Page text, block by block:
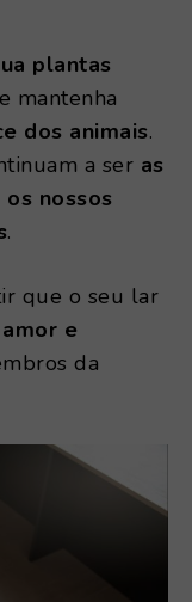
plantas
e mantenha
dos animais.
a ser as
nossos
.
que o seu lar
e
da